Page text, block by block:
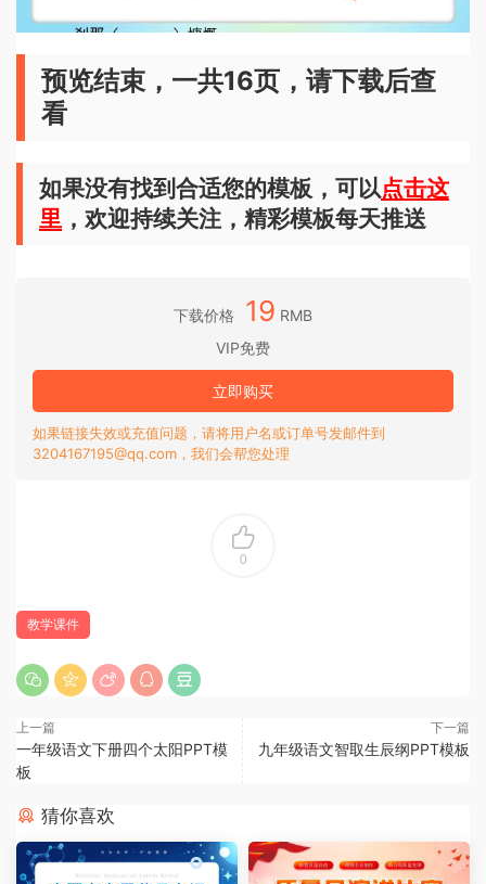
预览结束，一共16页，请下载后查
看
如果没有找到合适您的模板，可以点击这
里 ，欢迎持续关注，精彩模板每天推送
下载价格 19 RMB
VIP免费
立即购买
如果链接失效或充值问题，请将用户名或订单号发邮件到
3204167195@qq.com，我们会帮您处理
0
教学课件
上一篇
一年级语文下册四个太阳PPT模
板
下一篇
九年级语文智取生辰纲PPT模板
猜你喜欢